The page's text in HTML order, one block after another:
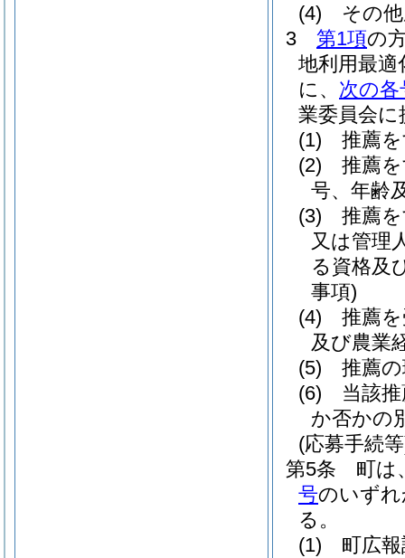
(4)
その
3
第1項の
地利用最適
に、 次の各
業委員会
(1)
推薦
(2)
推薦
号、年齢
(3)
推薦
又は管理
る資格及
事項)
(4)
推薦
及び農業
(5)
推薦
(6)
当該
か否かの
(応募手続
第5条
町は
号のいず
る。
(1)
町広